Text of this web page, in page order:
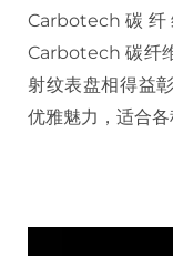
Carbotech碳
Carbotech 碳纤
射纹表盘相得益
优雅魅力，适合各